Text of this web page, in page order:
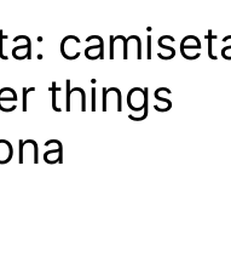
things